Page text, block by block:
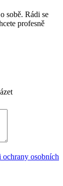
sobě. Rádi se
profesně
ochrany osobních